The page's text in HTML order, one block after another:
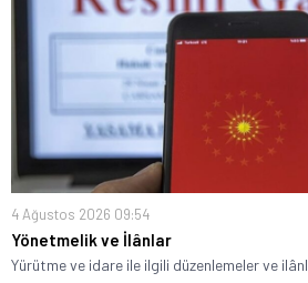
4 Ağustos 2026 09:54
Yönetmelik ve İlânlar
Yürütme ve idare ile ilgili düzenlemeler ve